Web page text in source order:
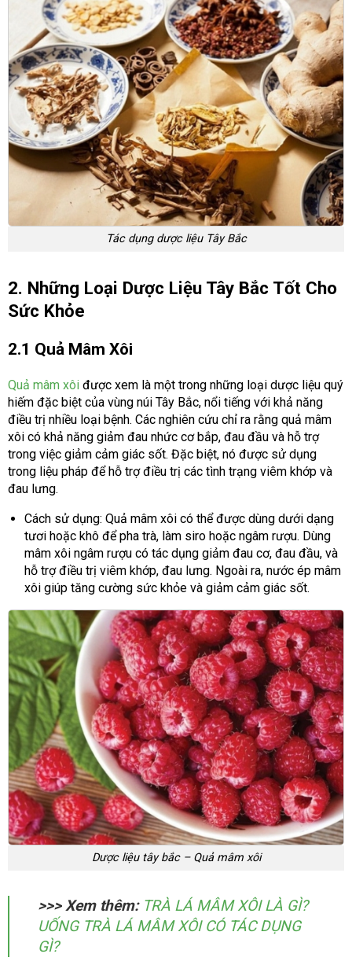
Tác dụng dược liệu Tây Bắc
2. Những Loại Dược Liệu Tây Bắc Tốt Cho
Sức Khỏe
2.1 Quả Mâm Xôi
Quả mâm xôi được xem là một trong những loại dược liệu quý
hiếm đặc biệt của vùng núi Tây Bắc, nổi tiếng với khả năng
điều trị nhiều loại bệnh. Các nghiên cứu chỉ ra rằng quả mâm
xôi có khả năng giảm đau nhức cơ bắp, đau đầu và hỗ trợ
trong việc giảm cảm giác sốt. Đặc biệt, nó được sử dụng
trong liệu pháp để hỗ trợ điều trị các tình trạng viêm khớp và
đau lưng.
Cách sử dụng: Quả mâm xôi có thể được dùng dưới dạng
tươi hoặc khô để pha trà, làm siro hoặc ngâm rượu. Dùng
mâm xôi ngâm rượu có tác dụng giảm đau cơ, đau đầu, và
hỗ trợ điều trị viêm khớp, đau lưng. Ngoài ra, nước ép mâm
xôi giúp tăng cường sức khỏe và giảm cảm giác sốt.
Dược liệu tây bắc – Quả mâm xôi
>>> Xem thêm: TRÀ LÁ MÂM XÔI LÀ GÌ?
UỐNG TRÀ LÁ MÂM XÔI CÓ TÁC DỤNG
GÌ?